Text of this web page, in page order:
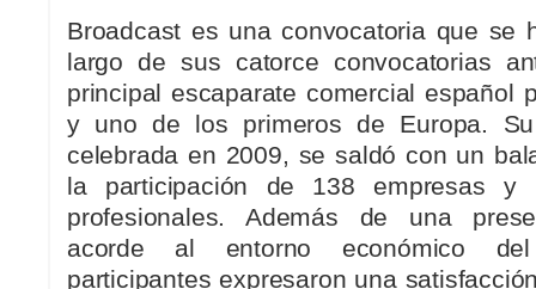
Broadcast es una convocatoria que se
largo de sus catorce convocatorias
principal escaparate comercial español
y uno de los primeros de Europa.
celebrada en 2009, se saldó con un
la participación de 138 empresas y
profesionales. Además de una
acorde al entorno económico
participantes expresaron una